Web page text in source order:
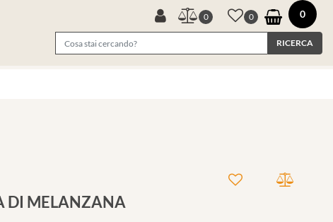
0 0 0
DI MELANZANA